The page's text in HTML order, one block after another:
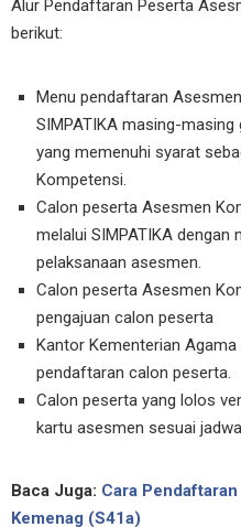
Alur Pendaftaran Peserta
berikut:
Menu pendaftaran
SIMPATIKA masing-masing
yang memenuhi syarat
Kompetensi.
Calon peserta Asesmen
melalui SIMPATIKA dengan
pelaksanaan asesmen.
Calon peserta Asesmen
pengajuan calon peserta
Kantor Kementerian
pendaftaran calon peserta.
Calon peserta yang lolos
kartu asesmen sesuai
Baca Juga: Cara
Kemenag (S41a)